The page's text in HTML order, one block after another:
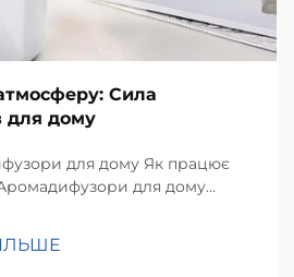
Сила
для дому
для дому Як працює
Аромадифузори для дому
на...